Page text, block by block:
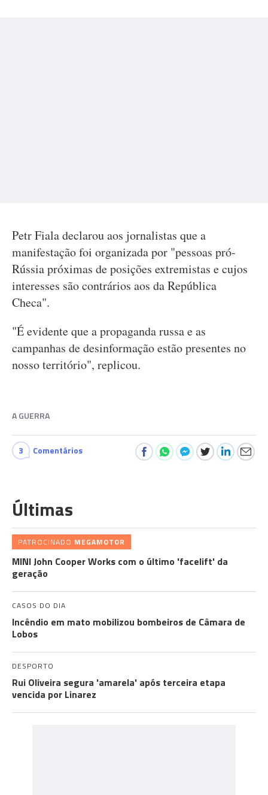
Petr Fiala declarou aos jornalistas que a
manifestação foi organizada por "pessoas pró-
Rússia próximas de posições extremistas e cujos
interesses são contrários aos da República
Checa".
"É evidente que a propaganda russa e as
campanhas de desinformação estão presentes no
nosso território", replicou.
A GUERRA
3 Comentários
Últimas
PATROCINADO MEGAMOTOR
MINI John Cooper Works com o último 'facelift' da
geração
CASOS DO DIA
Incêndio em mato mobilizou bombeiros de Câmara de
Lobos
DESPORTO
Rui Oliveira segura 'amarela' após terceira etapa
vencida por Linarez